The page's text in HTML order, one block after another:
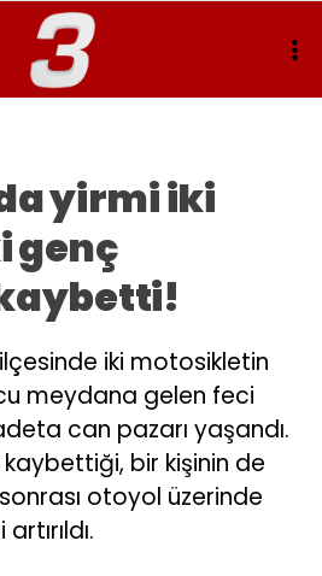
yirmi iki
genç
ilçesinde iki motosikletin
meydana gelen feci
can pazarı yaşandı.
kaybettiği, bir kişinin de
otoyol üzerinde